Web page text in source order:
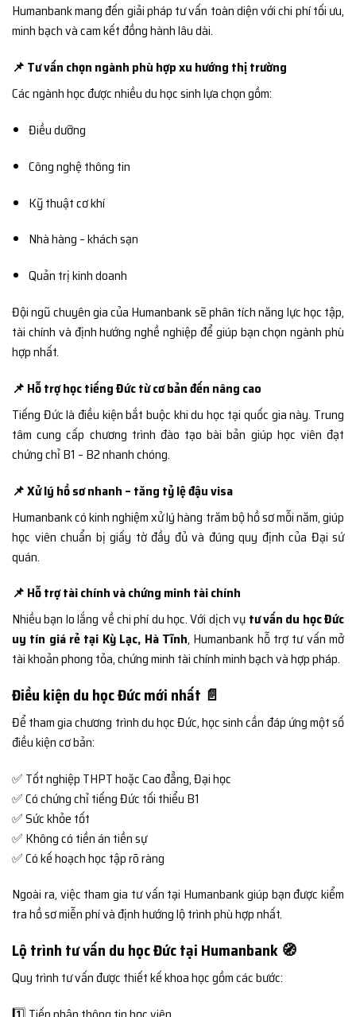
Humanbank mang đến giải pháp tư vấn toàn diện với chi phí tối ưu,
minh bạch và cam kết đồng hành lâu dài.
📌 Tư vấn chọn ngành phù hợp xu hướng thị trường
Các ngành học được nhiều du học sinh lựa chọn gồm:
Điều dưỡng
Công nghệ thông tin
Kỹ thuật cơ khí
Nhà hàng – khách sạn
Quản trị kinh doanh
Đội ngũ chuyên gia của Humanbank sẽ phân tích năng lực học tập,
tài chính và định hướng nghề nghiệp để giúp bạn chọn ngành phù
hợp nhất.
📌 Hỗ trợ học tiếng Đức từ cơ bản đến nâng cao
Tiếng Đức là điều kiện bắt buộc khi du học tại quốc gia này. Trung
tâm cung cấp chương trình đào tạo bài bản giúp học viên đạt
chứng chỉ B1 – B2 nhanh chóng.
📌 Xử lý hồ sơ nhanh – tăng tỷ lệ đậu visa
Humanbank có kinh nghiệm xử lý hàng trăm bộ hồ sơ mỗi năm, giúp
học viên chuẩn bị giấy tờ đầy đủ và đúng quy định của Đại sứ
quán.
📌 Hỗ trợ tài chính và chứng minh tài chính
Nhiều bạn lo lắng về chi phí du học. Với dịch vụ tư vấn du học Đức
uy tín giá rẻ tại Kỳ Lạc, Hà Tĩnh, Humanbank hỗ trợ tư vấn mở
tài khoản phong tỏa, chứng minh tài chính minh bạch và hợp pháp.
Điều kiện du học Đức mới nhất 📄
Để tham gia chương trình du học Đức, học sinh cần đáp ứng một số
điều kiện cơ bản:
✅ Tốt nghiệp THPT hoặc Cao đẳng, Đại học
✅ Có chứng chỉ tiếng Đức tối thiểu B1
✅ Sức khỏe tốt
✅ Không có tiền án tiền sự
✅ Có kế hoạch học tập rõ ràng
Ngoài ra, việc tham gia tư vấn tại Humanbank giúp bạn được kiểm
tra hồ sơ miễn phí và định hướng lộ trình phù hợp nhất.
Lộ trình tư vấn du học Đức tại Humanbank 🧭
Quy trình tư vấn được thiết kế khoa học gồm các bước: